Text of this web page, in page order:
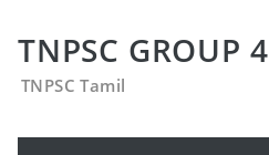
TNPSC GROUP 4
TNPSC Tamil